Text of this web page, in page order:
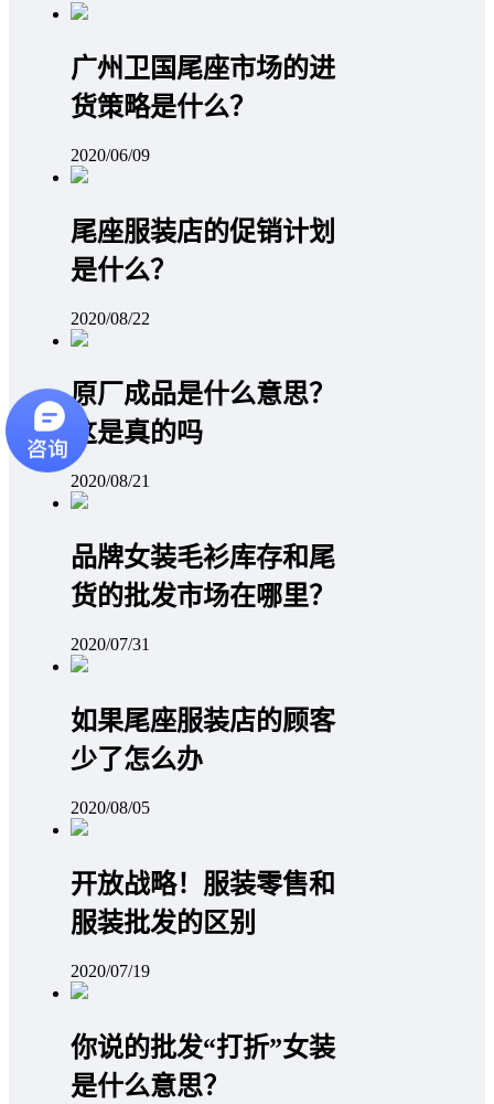
广州卫国尾座市场的进
货策略是什么？
2020/06/09
尾座服装店的促销计划
是什么？
2020/08/22
原厂成品是什么意思？
这是真的吗
2020/08/21
品牌女装毛衫库存和尾
货的批发市场在哪里？
2020/07/31
如果尾座服装店的顾客
少了怎么办
2020/08/05
开放战略！服装零售和
服装批发的区别
2020/07/19
你说的批发“打折”女装
是什么意思？